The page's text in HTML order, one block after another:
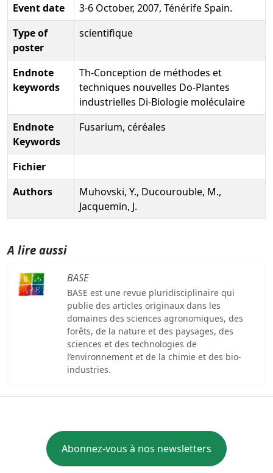
Event date
3-6 October, 2007, Ténérife Spain.
Type of
poster
scientifique
Endnote
keywords
Th-Conception de méthodes et
techniques nouvelles Do-Plantes
industrielles Di-Biologie moléculaire
Endnote
Keywords
Fusarium, céréales
Fichier
Authors
Muhovski, Y., Ducourouble, M.,
Jacquemin, J.
A lire aussi
BASE
BASE est une revue pluridisciplinaire qui
publie des articles originaux dans les
domaines des sciences agronomiques, des
forêts, de la nature et des paysages, des
sciences et des technologies de
l’environnement et de la chimie et des bio-
industries.
Abonnez-vous à nos newsletters